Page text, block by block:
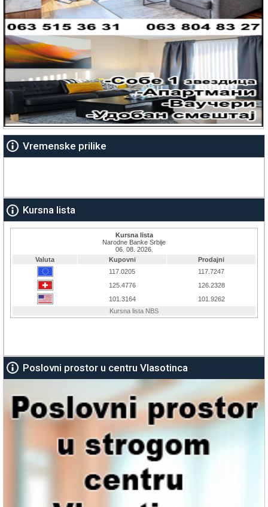
Vremenske prilike
Kursna lista
Poslovni prostor u centru Vlasotinca